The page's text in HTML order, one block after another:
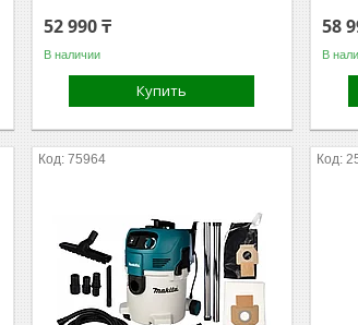
52 990 ₸
В наличии
Купить
58
В
75964